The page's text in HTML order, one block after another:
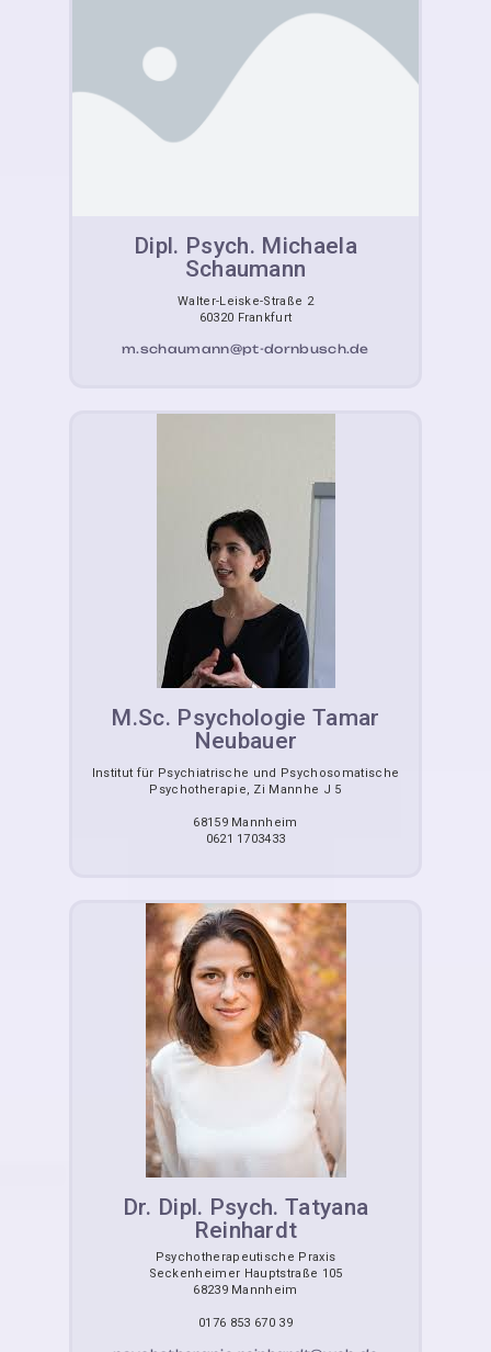
Dipl. Psych. Michaela
Schaumann
Walter-Leiske-Straße 2
60320 Frankfurt
m.schaumann@pt-dornbusch.de
M.Sc. Psychologie Tamar
Neubauer
Institut für Psychiatrische und Psychosomatische
Psychotherapie, Zi Mannhe J 5
68159 Mannheim
0621 1703433
Dr. Dipl. Psych. Tatyana
Reinhardt
Psychotherapeutische Praxis
Seckenheimer Hauptstraße 105
68239 Mannheim
0176 853 670 39